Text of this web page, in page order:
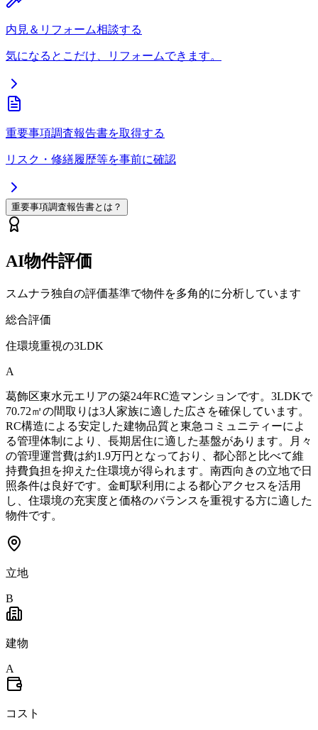
内見＆リフォーム相談する
気になるとこだけ、リフォームできます。
重要事項調査報告書を取得する
リスク・修繕履歴等を事前に確認
重要事項調査報告書とは？
AI物件評価
スムナラ独自の評価基準で物件を多角的に分析しています
総合評価
住環境重視の3LDK
A
葛飾区東水元エリアの築24年RC造マンションです。3LDKで
70.72㎡の間取りは3人家族に適した広さを確保しています。
RC構造による安定した建物品質と東急コミュニティーによ
る管理体制により、長期居住に適した基盤があります。月々
の管理運営費は約1.9万円となっており、都心部と比べて維
持費負担を抑えた住環境が得られます。南西向きの立地で日
照条件は良好です。金町駅利用による都心アクセスを活用
し、住環境の充実度と価格のバランスを重視する方に適した
物件です。
立地
B
建物
A
コスト